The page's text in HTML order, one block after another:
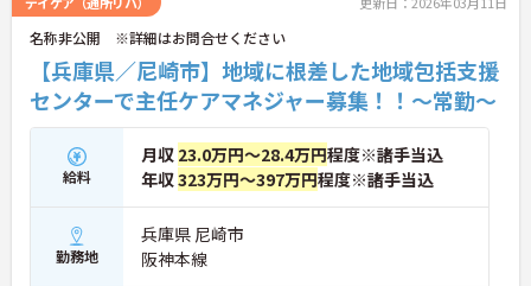
名称非公開 ※詳細はお問合せください
【兵庫県／尼崎市】地域に根差した地域包括支援
センターで主任ケアマネジャー募集！！～常勤～
給料
月収 23.0万円～28.4万円程度※諸手当込
年収323万円～397万円程度※諸手当込
勤務地
兵庫県 尼崎市
阪神本線